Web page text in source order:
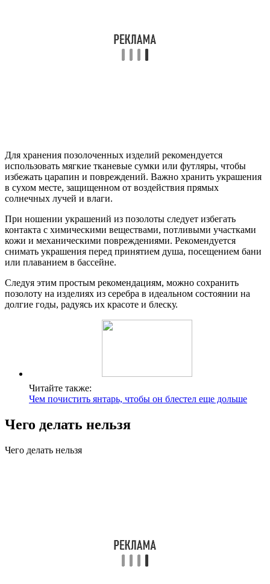
Для хранения позолоченных изделий рекомендуется
использовать мягкие тканевые сумки или футляры, чтобы
избежать царапин и повреждений. Важно хранить украшения
в сухом месте, защищенном от воздействия прямых
солнечных лучей и влаги.
При ношении украшений из позолоты следует избегать
контакта с химическими веществами, потливыми участками
кожи и механическими повреждениями. Рекомендуется
снимать украшения перед принятием душа, посещением бани
или плаванием в бассейне.
Следуя этим простым рекомендациям, можно сохранить
позолоту на изделиях из серебра в идеальном состоянии на
долгие годы, радуясь их красоте и блеску.
Читайте также:
Чем почистить янтарь, чтобы он блестел еще дольше
Чего делать нельзя
Чего делать нельзя